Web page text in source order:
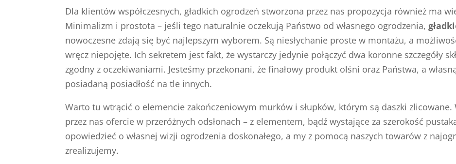
Dla klientów współczesnych, gładkich ogrodzeń stworzona przez nas propozycja również ma
Minimalizm i prostota – jeśli tego naturalnie oczekują Państwo od własnego ogrodzenia,
nowoczesne zdają się być najlepszym wyborem. Są niesłychanie proste w montażu, a
wręcz niepojęte. Ich sekretem jest fakt, że wystarczy jedynie połączyć dwa koronne szczegóły
zgodny z oczekiwaniami. Jesteśmy przekonani, że finałowy produkt olśni oraz Państwa, a
posiadaną posiadłość na tle innych.
Warto tu wtrącić o elemencie zakończeniowym murków i słupków, którym są daszki
przez nas ofercie w przeróżnych odsłonach – z elementem, bądź wystające za szerokość
opowiedzieć o własnej wizji ogrodzenia doskonałego, a my z pomocą naszych towarów z
zrealizujemy.